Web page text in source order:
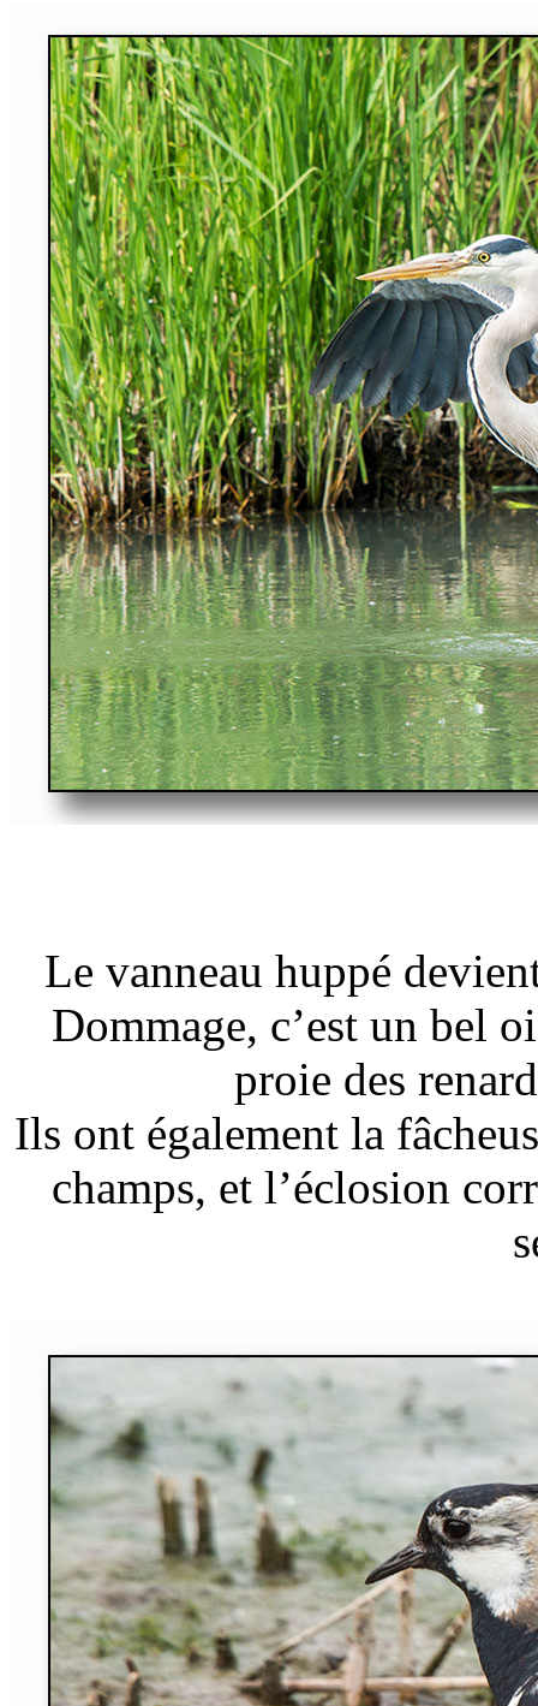
Le vanneau huppé
Dommage, c’est un bel
proie des
Ils ont également la
champs, et l’éclosion